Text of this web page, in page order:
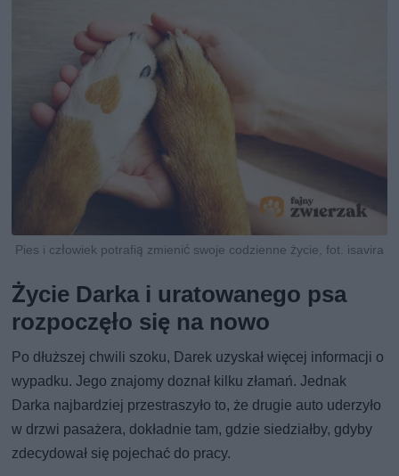
Pies i człowiek potrafią zmienić swoje codzienne życie, fot. isavira
Życie Darka i uratowanego psa
rozpoczęło się na nowo
Po dłuższej chwili szoku, Darek uzyskał więcej informacji o
wypadku. Jego znajomy doznał kilku złamań. Jednak
Darka najbardziej przestraszyło to, że drugie auto uderzyło
w drzwi pasażera, dokładnie tam, gdzie siedziałby, gdyby
zdecydował się pojechać do pracy.